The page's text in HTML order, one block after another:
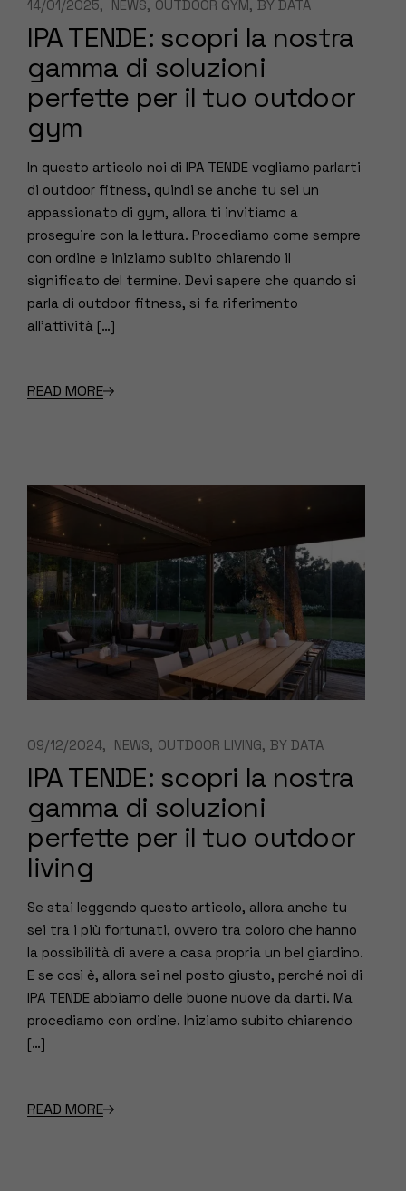
14/01/2025 NEWS OUTDOOR GYM BY DATA
IPA TENDE: scopri la nostra
gamma di soluzioni
perfette per il tuo outdoor
gym
In questo articolo noi di IPA TENDE vogliamo parlarti
di outdoor fitness, quindi se anche tu sei un
appassionato di gym, allora ti invitiamo a
proseguire con la lettura. Procediamo come sempre
con ordine e iniziamo subito chiarendo il
significato del termine. Devi sapere che quando si
parla di outdoor fitness, si fa riferimento
all’attività […]
READ MORE
09/12/2024 NEWS OUTDOOR LIVING BY DATA
IPA TENDE: scopri la nostra
gamma di soluzioni
perfette per il tuo outdoor
living
Se stai leggendo questo articolo, allora anche tu
sei tra i più fortunati, ovvero tra coloro che hanno
la possibilità di avere a casa propria un bel giardino.
E se così è, allora sei nel posto giusto, perché noi di
IPA TENDE abbiamo delle buone nuove da darti. Ma
procediamo con ordine. Iniziamo subito chiarendo
[…]
READ MORE